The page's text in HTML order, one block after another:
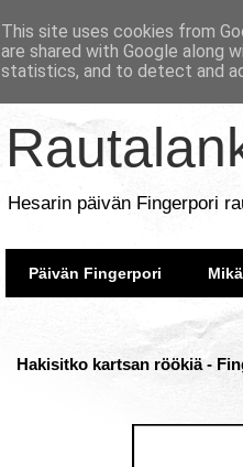
Hesarin päivän Fingerpori
Päivän Fingerpori
Hakisitko kartsan röökiä -
This site uses cookies from
are shared with Google along
statistics, and to detect and